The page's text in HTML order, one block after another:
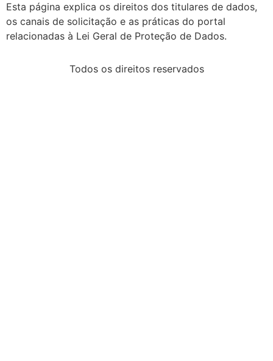
Esta página explica os direitos dos titulares de dados,
os canais de solicitação e as práticas do portal
relacionadas à Lei Geral de Proteção de Dados.
Todos os direitos reservados